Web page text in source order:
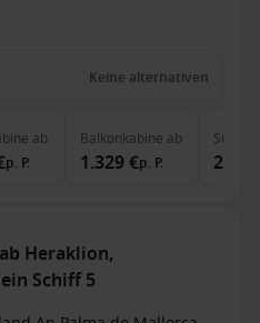
Keine alternativen
ab
p. P.
Balkonkabine ab
1.329 €p. P.
Suite
Heraklion,
Schiff 5